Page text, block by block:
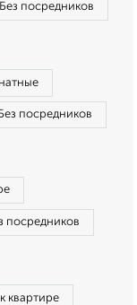
Без посредников
Без посредников
посредников
квартире